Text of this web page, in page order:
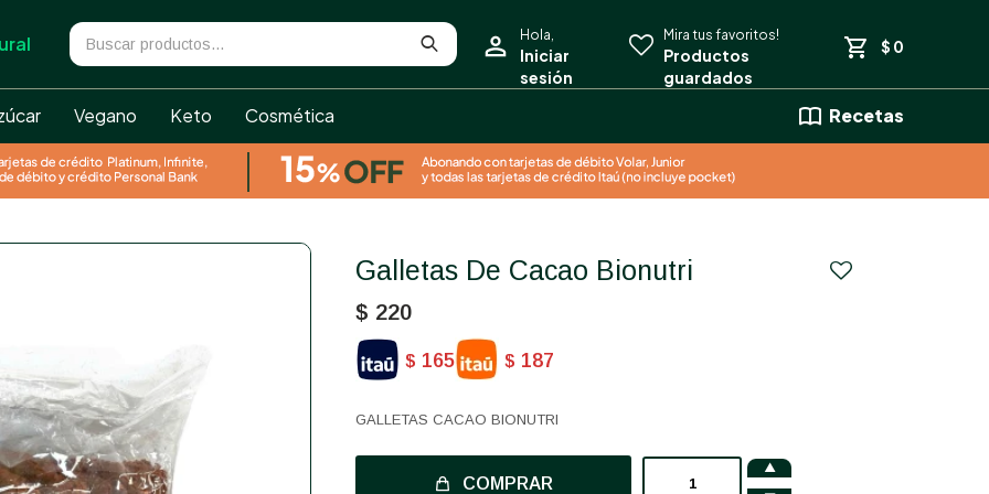
Vegano Keto Cosmética Recetas
$ 0
Galletas De Cacao Bionutri
$ 220
$ 165 $ 187
GALLETAS CACAO BIONUTRI
COMPRAR
